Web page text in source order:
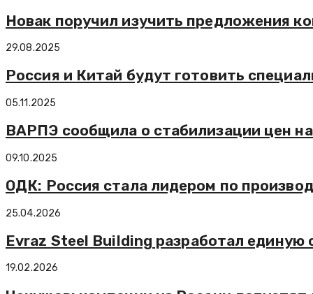
Новак поручил изучить предложения
29.08.2025
Россия и Китай будут готовить
05.11.2025
ВАРПЭ сообщила о стабилизации цен
09.10.2025
ОДК: Россия стала лидером по
25.04.2026
Evraz Steel Building разработал единую
19.02.2026